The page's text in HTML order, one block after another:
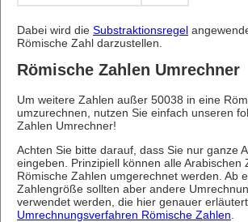
Dabei wird die Substraktionsregel
Römische Zahl darzustellen.
Römische Zahlen Umrechner
Um weitere Zahlen außer 50038 in eine
umzurechnen, nutzen Sie einfach unseren
Zahlen Umrechner!
Achten Sie bitte darauf, dass Sie nur ganze
eingeben. Prinzipiell können alle Arabischen
Römische Zahlen umgerechnet werden. Ab
Zahlengröße sollten aber andere
verwendet werden, die hier genauer
Umrechnungsverfahren Römische Zahlen